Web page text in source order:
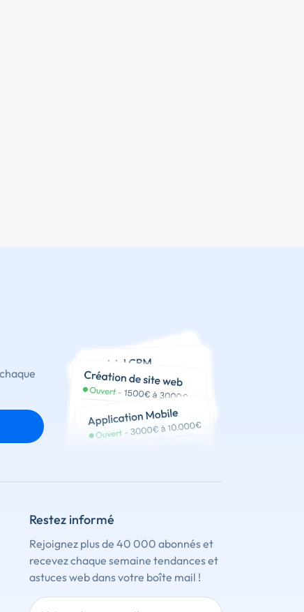
Restez informé
Rejoignez plus de 40 000 abonnés et
recevez chaque semaine tendances et
astuces web dans votre boîte mail !